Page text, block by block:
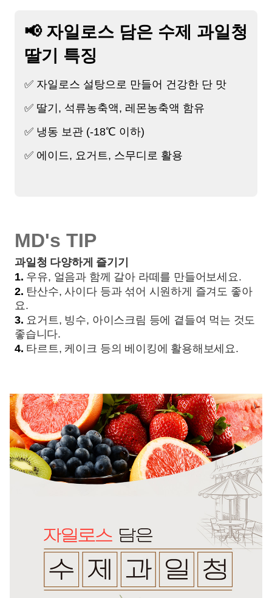
📢 자일로스 담은 수제 과일청
딸기 특징
✅ 자일로스 설탕으로 만들어 건강한 단 맛
✅ 딸기, 석류농축액, 레몬농축액 함유
✅ 냉동 보관 (-18℃ 이하)
✅ 에이드, 요거트, 스무디로 활용
MD's TIP
과일청 다양하게 즐기기
1. 우유, 얼음과 함께 갈아 라떼를 만들어보세요.
2. 탄산수, 사이다 등과 섞어 시원하게 즐겨도 좋아
요.
3. 요거트, 빙수, 아이스크림 등에 곁들여 먹는 것도
좋습니다.
4. 타르트, 케이크 등의 베이킹에 활용해보세요.